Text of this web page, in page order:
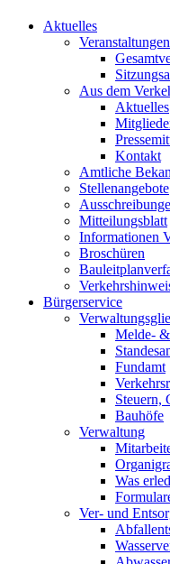
Aktuelles
Veranstaltungen
Aus dem
Aktuelles
Kontakt
Amtliche
Stellenangebote
Mitteilungsblatt
Informationen
Broschüren
Bürgerservice
Melde- &
Fundamt
Steuern,
Bauhöfe
Verwaltung
Was
Ver- und